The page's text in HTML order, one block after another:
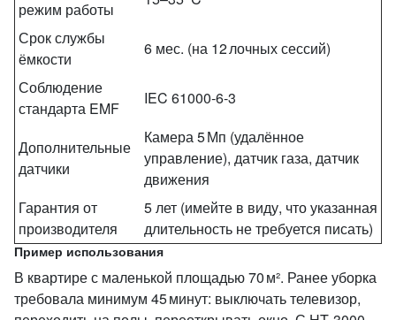
режим работы
Срок службы
ёмкости
6 мес. (на 12 лочных сессий)
Соблюдение
стандарта EMF
IEC 61000‑6‑3
Дополнительные
датчики
Камера 5 Мп (удалённое
управление), датчик газа, датчик
движения
Гарантия от
производителя
5 лет (имейте в виду, что указанная
длительность не требуется писать)
Пример использования
В квартире с маленькой площадью 70 м². Ранее уборка
требовала минимум 45 минут: выключать телевизор,